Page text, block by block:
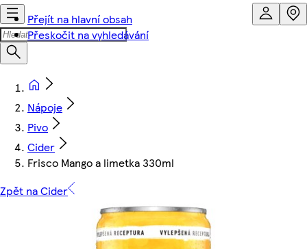
Přejít na hlavní obsah
Přeskočit na vyhledávání
Nápoje
Pivo
Cider
Frisco Mango a limetka 330ml
Zpět na Cider